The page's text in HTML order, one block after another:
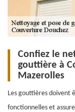
Confiez le
gouttière à
Mazerolles
Les gouttières doivent
fonctionnelles et